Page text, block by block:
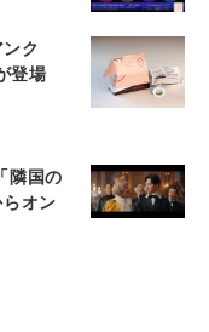
ク
登場
隣国の
オン